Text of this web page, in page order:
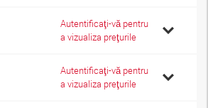
Autentificaţi-vă pentru
a vizualiza preţurile
Autentificaţi-vă pentru
a vizualiza preţurile